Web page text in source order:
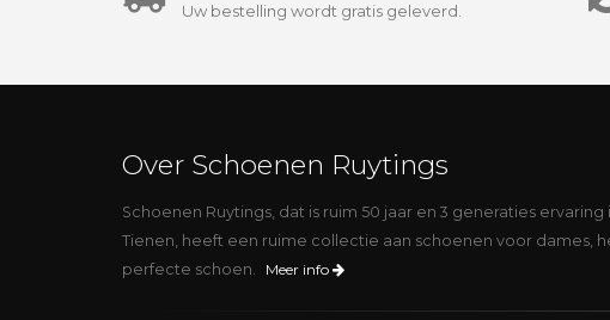
Uw bestelling wordt gratis geleverd.
Over Schoenen Ruytings
Schoenen Ruytings, dat is ruim 50 jaar en 3 generaties
Tienen, heeft een ruime collectie aan schoenen voor dames,
perfecte schoen.
Meer info